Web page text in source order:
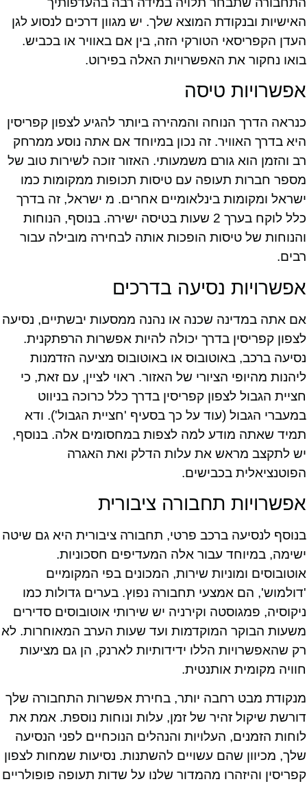
האישיות ובנקודת המוצא שלך. יש מגוון דרכים לנסוע לגן
העדן הקפריסאי הטורקי הזה, בין אם באוויר או בכביש.
בואו נחקור את האפשרויות האלה בפירוט.
אפשרויות טיסה
כנראה הדרך הנוחה והמהירה ביותר להגיע לצפון קפריסין
היא בדרך האוויר. זה נכון במיוחד אם אתה נוסע ממרחק
רב והזמן הוא גורם משמעותי. האזור זוכה לשירות טוב של
מספר חברות תעופה עם טיסות תכופות ממקומות כמו
ישראל ומקומות בינלאומיים אחרים. מ ישראל, זה בדרך
כלל לוקח בערך 2 שעות בטיסה ישירה. בנוסף, הנוחות
והנוחות של טיסות הופכות אותה לבחירה מובילה עבור
רבים.
אפשרויות נסיעה בדרכים
אם אתה במדינה שכנה או נהנה ממסעות יבשתיים, נסיעה
לצפון קפריסין בדרך יכולה להיות אפשרות הרפתקנית.
נסיעה ברכב, באוטובוס או באוטובוס מציעה הזדמנות
ליהנות מהיופי הציורי של האזור. ראוי לציין, עם זאת, כי
חציית הגבול לצפון קפריסין בדרך כלל כרוכה בניווט
במעברי הגבול (עוד על כך בסעיף 'חציית הגבול'). ודא
תמיד שאתה מודע למה לצפות במחסומים אלה. בנוסף,
יש לתקצב מראש את עלות הדלק ואת האגרה
הפוטנציאלית בכבישים.
אפשרויות תחבורה ציבורית
בנוסף לנסיעה ברכב פרטי, תחבורה ציבורית היא גם שיטה
ישימה, במיוחד עבור אלה המעדיפים חסכוניות.
אוטובוסים ומוניות שירות, המכונים בפי המקומיים
'דולמוש', הם אמצעי תחבורה נפוץ. בערים גדולות כמו
ניקוסיה, פמגוסטה וקירניה יש שירותי אוטובוסים סדירים
משעות הבוקר המוקדמות ועד שעות הערב המאוחרות. לא
רק שהאפשרויות הללו ידידותיות לארנק, הן גם מציעות
חוויה מקומית אותנטית.
מנקודת מבט רחבה יותר, בחירת אפשרות התחבורה שלך
דורשת שיקול זהיר של זמן, עלות ונוחות נוספת. אמת את
לוחות הזמנים, העלויות והנהלים הנוכחיים לפני הנסיעה
שלך, מכיוון שהם עשויים להשתנות. נסיעות שמחות לצפון
קפריסין והיזהרו מהמדור שלנו על שדות תעופה פופולריים